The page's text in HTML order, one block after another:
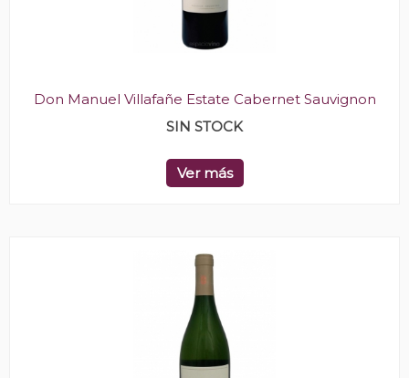
Don Manuel Villafañe Estate Cabernet Sauvignon
SIN STOCK
Ver más